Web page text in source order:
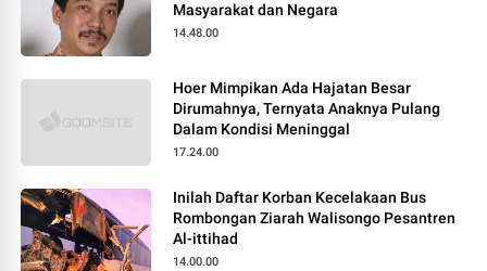
Masyarakat dan Negara
14.48.00
Hoer Mimpikan Ada Hajatan Besar
Dirumahnya, Ternyata Anaknya Pulang
Dalam Kondisi Meninggal
17.24.00
Inilah Daftar Korban Kecelakaan Bus
Rombongan Ziarah Walisongo Pesantren
Al-ittihad
14.00.00